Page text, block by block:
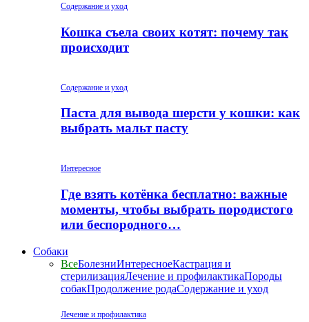
Содержание и уход
Кошка съела своих котят: почему так
происходит
Содержание и уход
Паста для вывода шерсти у кошки: как
выбрать мальт пасту
Интересное
Где взять котёнка бесплатно: важные
моменты, чтобы выбрать породистого
или беспородного…
Собаки
ВсеБолезниИнтересноеКастрация и
стерилизацияЛечение и профилактикаПороды
собакПродолжение родаСодержание и уход
Лечение и профилактика